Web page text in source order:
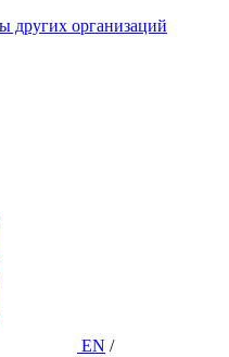
других организаций
EN /